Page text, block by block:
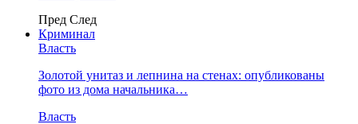
Пред След
Криминал
Власть
​Золотой унитаз и лепнина на стенах: опубликованы
фото из дома начальника…
Власть